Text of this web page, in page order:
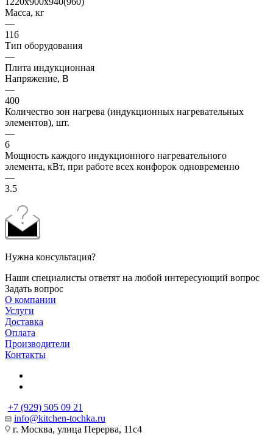
Масса, кг
—
116
Тип оборудования
—
Плита индукционная
Напряжение, В
—
400
Количество зон нагрева (индукционных нагревательных
элементов), шт.
—
6
Мощность каждого индукционного нагревательного
элемента, кВт, при работе всех конфорок одновременно
—
3.5
Нужна консультация?
Наши специалисты ответят на любой интересующий вопрос
Задать вопрос
О компании
Услуги
Доставка
Оплата
Производители
Контакты
+7 (929) 505 09 21
info@kitchen-tochka.ru
г. Москва, улица Перерва, 11с4